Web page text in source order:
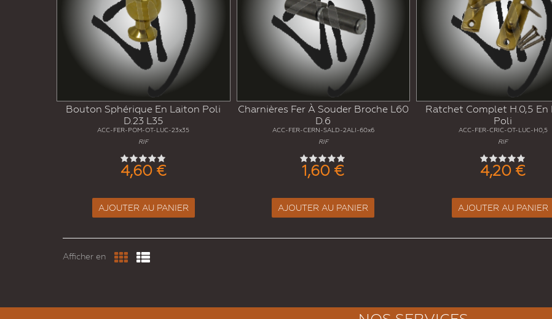
Bouton Sphérique En Laiton Poli
D.23 L35
ACC-FER-POM-OT-LUC-23x35
RIF
4,60 €
AJOUTER AU PANIER
Charnières Fer À Souder Broche L60
D.6
ACC-FER-CERN-SALD-2ALI-60x6
RIF
1,60 €
AJOUTER AU PANIER
Ratchet Complet H.0,5 En
Poli
ACC-FER-CRIC-OT-LUC-H0,5
RIF
4,20 €
AJOUTER AU PANIER
Afficher en